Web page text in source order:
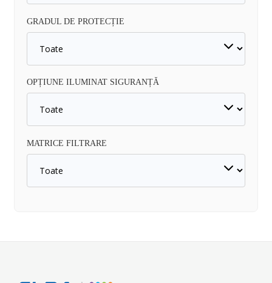
GRADUL DE PROTECȚIE
OPȚIUNE ILUMINAT SIGURANȚĂ
MATRICE FILTRARE